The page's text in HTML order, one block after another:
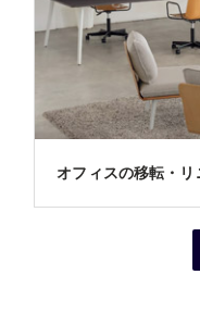
オフィスの移転・